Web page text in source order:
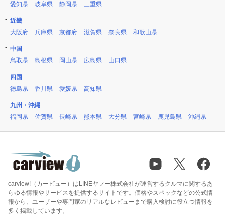
愛知県
岐阜県 静岡県 三重県
近畿
大阪府
兵庫県 京都府 滋賀県 奈良県 和歌山県
中国
鳥取県
島根県 岡山県 広島県 山口県
四国
徳島県
香川県 愛媛県 高知県
九州・沖縄
福岡県
佐賀県 長崎県 熊本県 大分県 宮崎県 鹿児島県 沖縄県
carview!（カービュー）はLINEヤフー株式会社が運営するクルマに関するあ
らゆる情報やサービスを提供するサイトです。価格やスペックなどの公式情
報から、ユーザーや専門家のリアルなレビューまで購入検討に役立つ情報を
多く掲載しています。